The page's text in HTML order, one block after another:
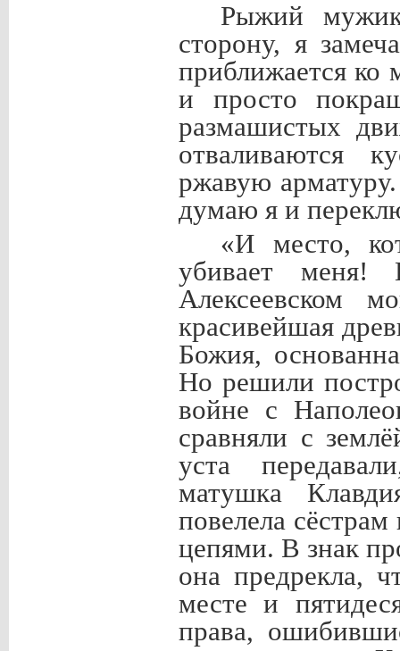
Рыжий мужик
сторону, я
приближается ко
и просто
размашистых
отваливаются
ржавую
думаю я и
«И место,
убивает
Алексеевском
красивейшая
Божия,
Но решили
войне с
сравняли с
уста
матушка
повелела
цепями. В знак
она предрекла,
месте и
права,